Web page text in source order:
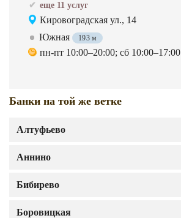
еще 11 услуг
Кировоградская ул., 14
Южная
193 м
пн-пт 10:00–20:00; сб 10:00–17:00
Банки на той же ветке
Алтуфьево
Аннино
Бибирево
Боровицкая